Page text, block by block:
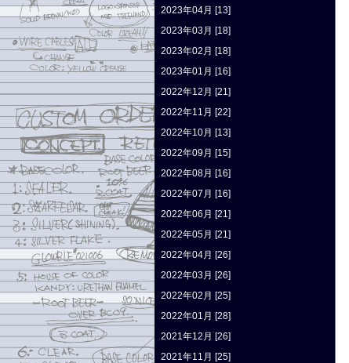
2023年04月 [13]
2023年03月 [18]
2023年02月 [18]
2023年01月 [16]
2022年12月 [21]
2022年11月 [22]
2022年10月 [13]
2022年09月 [15]
2022年08月 [16]
2022年07月 [16]
2022年06月 [21]
2022年05月 [21]
2022年04月 [26]
2022年03月 [26]
2022年02月 [25]
2022年01月 [28]
2021年12月 [26]
2021年11月 [25]